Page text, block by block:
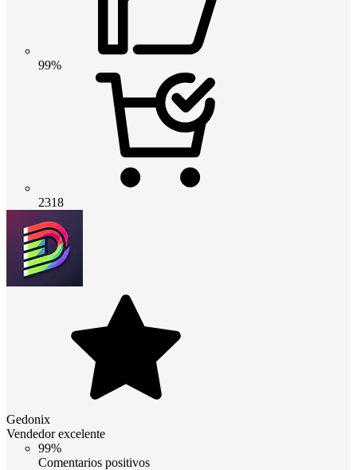
99%
2318
Gedonix
Vendedor excelente
99%
Comentarios positivos